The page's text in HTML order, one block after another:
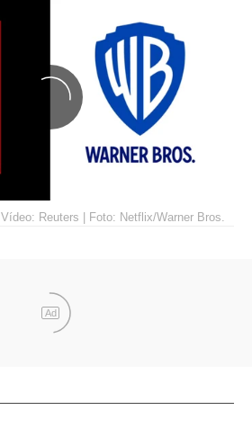
Vídeo: Reuters | Foto: Netflix/Warner Bros.
Ad